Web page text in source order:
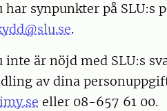
har synpunkter på
.
inte är nöjd med SLU:s
av dina
eller 08-657 61 00.